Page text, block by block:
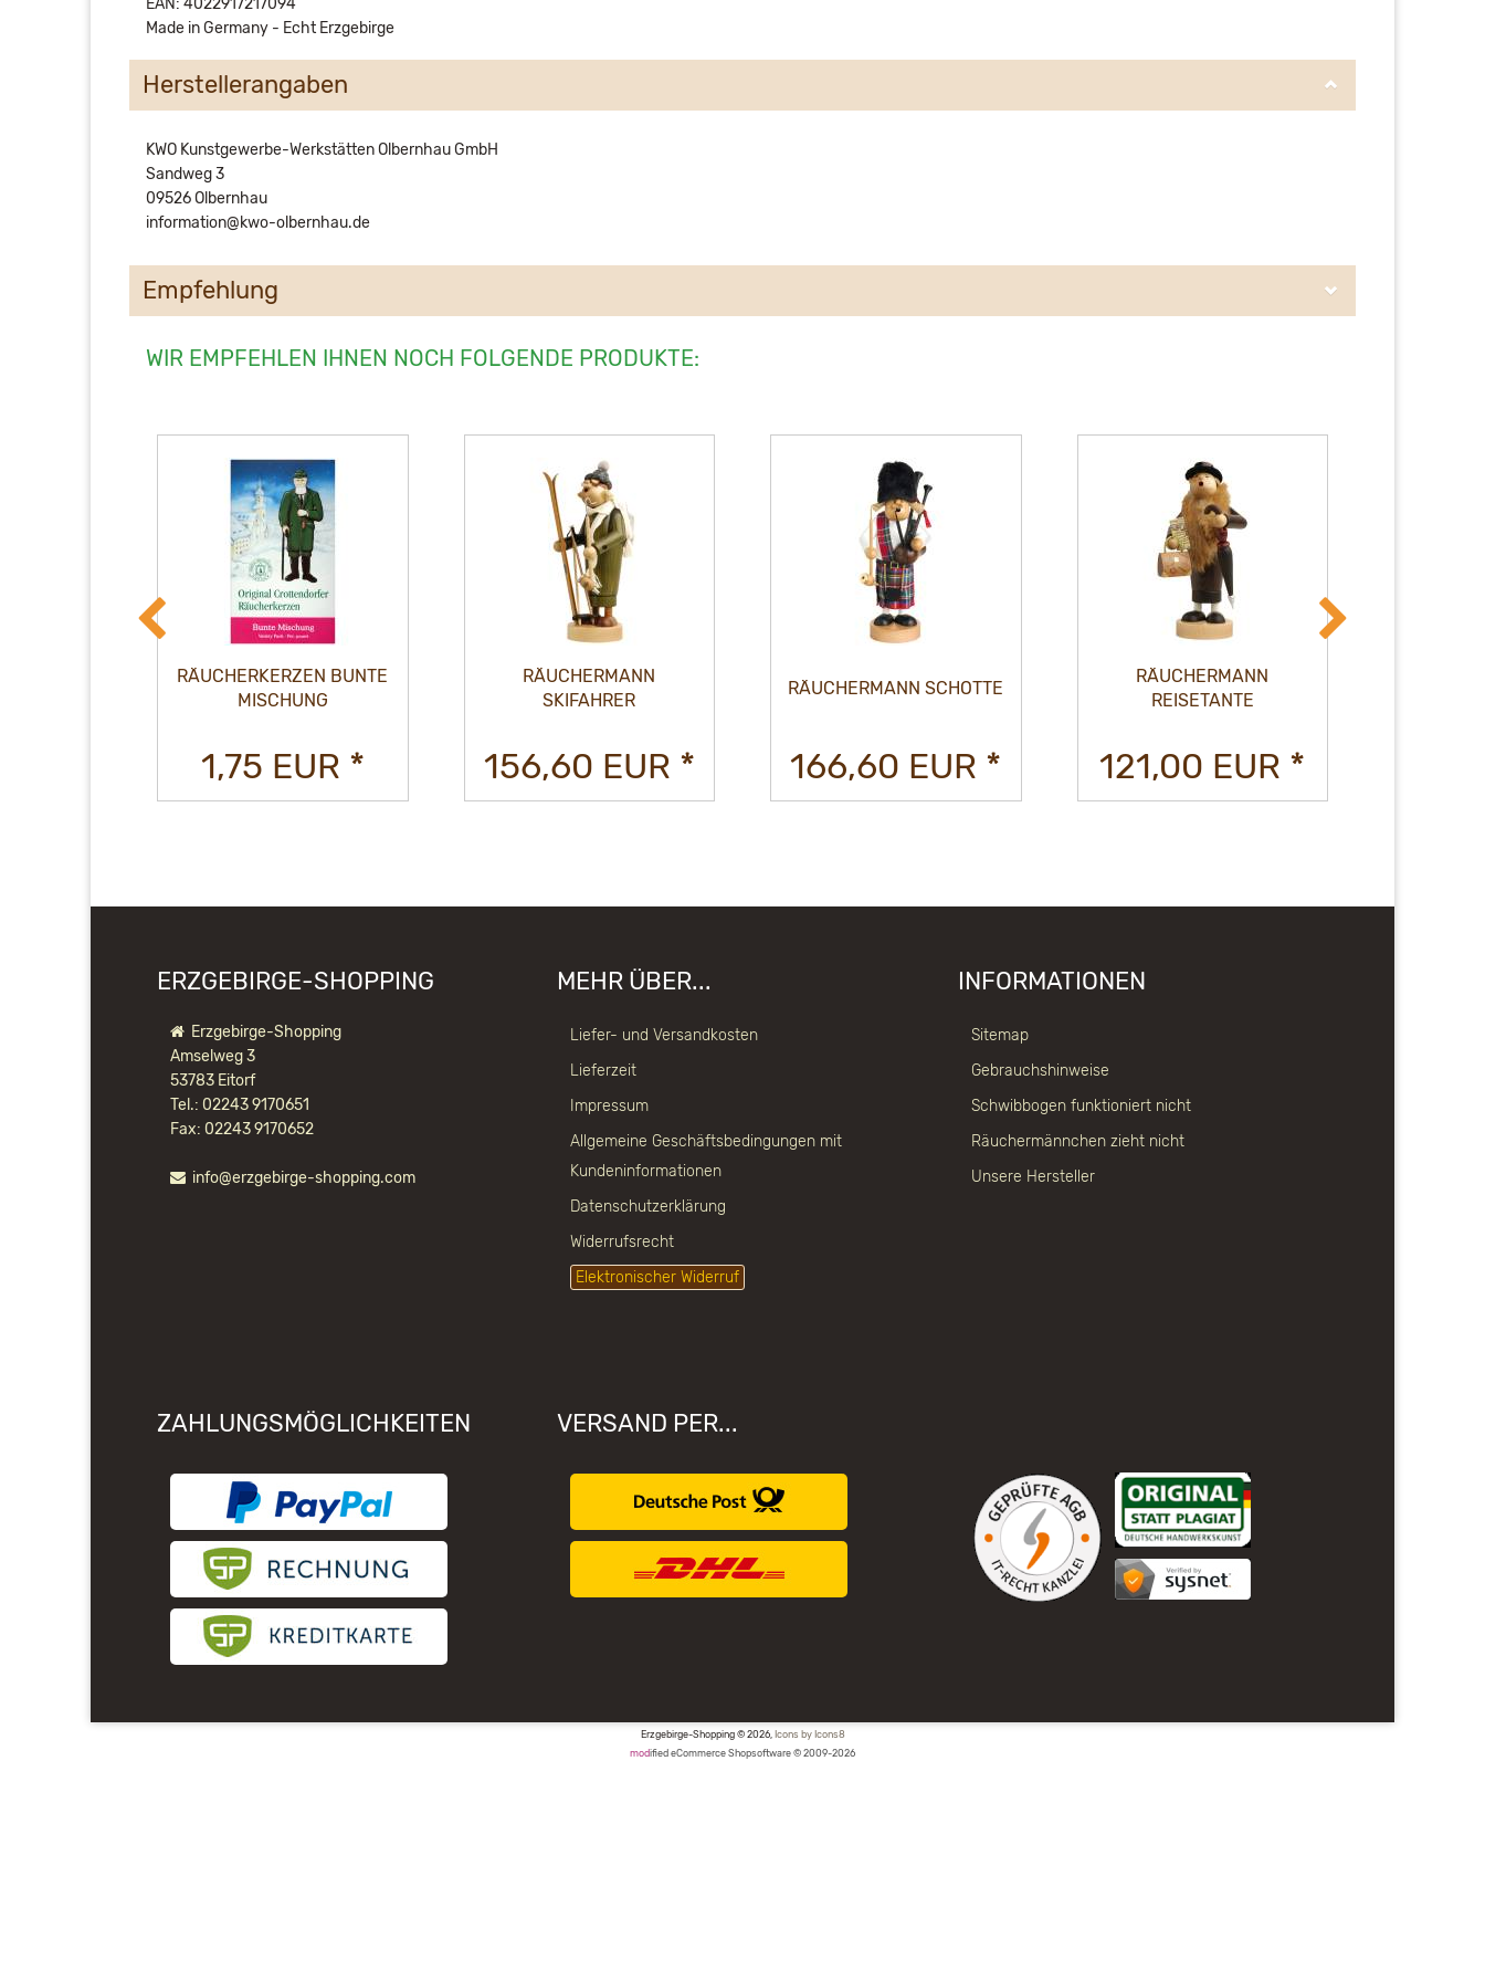
Made in Germany - Echt Erzgebirge
Herstellerangaben
KWO Kunstgewerbe-Werkstätten Olbernhau GmbH
Sandweg 3
09526 Olbernhau
information@kwo-olbernhau.de
Empfehlung
WIR EMPFEHLEN IHNEN NOCH FOLGENDE PRODUKTE:
RÄUCHERKERZEN BUNTE
MISCHUNG
1,75 EUR *
RÄUCHERMANN
SKIFAHRER
156,60 EUR *
RÄUCHERMANN SCHOTTE
166,60 EUR *
RÄUCHERMANN
REISETANTE
121,00 EUR *
ERZGEBIRGE-SHOPPING
Erzgebirge-Shopping
Amselweg 3
53783 Eitorf
Tel.: 02243 9170651
Fax: 02243 9170652
info@erzgebirge-shopping.com
MEHR ÜBER...
Liefer- und Versandkosten
Lieferzeit
Impressum
Allgemeine Geschäftsbedingungen mit
Kundeninformationen
Datenschutzerklärung
Widerrufsrecht
Elektronischer Widerruf
INFORMATIONEN
Sitemap
Gebrauchshinweise
Schwibbogen funktioniert nicht
Räuchermännchen zieht nicht
Unsere Hersteller
ZAHLUNGSMÖGLICHKEITEN VERSAND PER...
Erzgebirge-Shopping © 2026, Icons by Icons8
modified eCommerce Shopsoftware © 2009-2026